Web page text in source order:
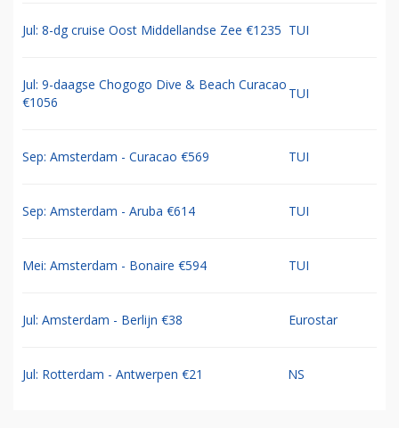
Jul: 8-dg cruise Oost Middellandse Zee €1235 TUI
Jul: 9-daagse Chogogo Dive & Beach Curacao
€1056
TUI
Sep: Amsterdam - Curacao €569 TUI
Sep: Amsterdam - Aruba €614 TUI
Mei: Amsterdam - Bonaire €594 TUI
Jul: Amsterdam - Berlijn €38 Eurostar
Jul: Rotterdam - Antwerpen €21 NS